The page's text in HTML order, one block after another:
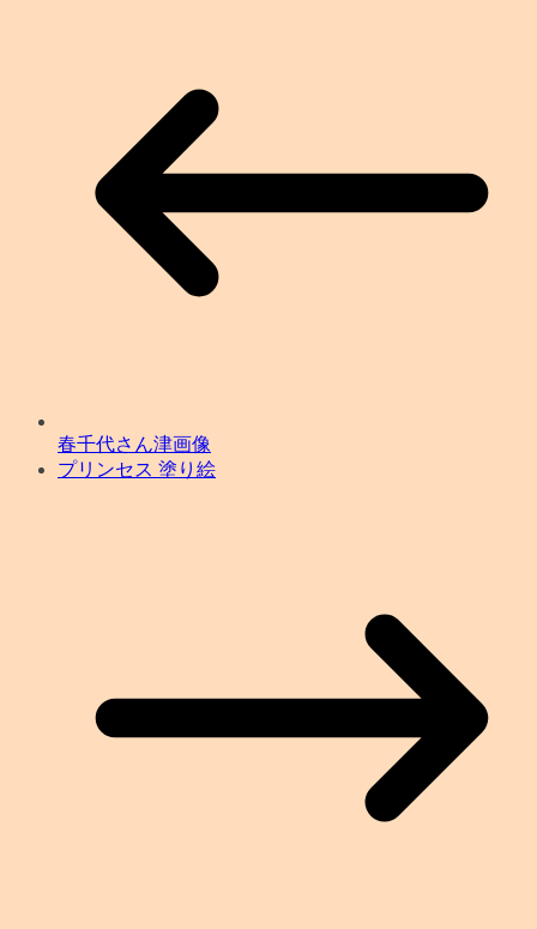
春千代さん津画像
プリンセス 塗り絵